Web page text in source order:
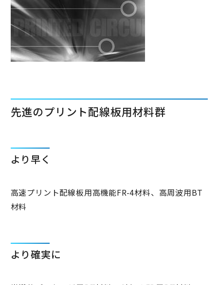
先進のプリント配線板用材料群
より早く
高速プリント配線板用高機能FR-4材料、高周波用BT
材料
より確実に